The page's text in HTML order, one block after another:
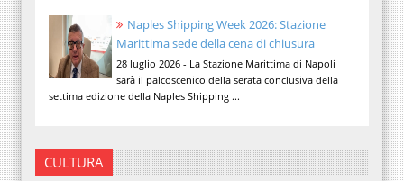
Naples Shipping Week 2026: Stazione
Marittima sede della cena di chiusura
28 luglio 2026 - La Stazione Marittima di Napoli
sarà il palcoscenico della serata conclusiva della
settima edizione della Naples Shipping ...
CULTURA